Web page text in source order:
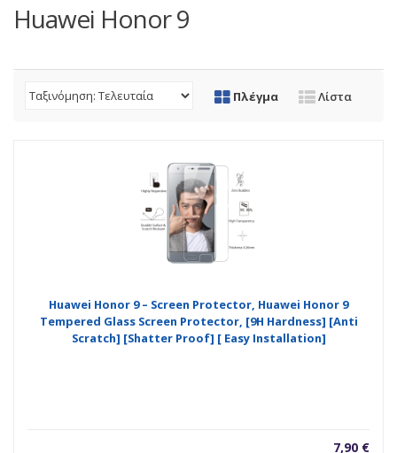
Huawei Honor 9
Πλέγμα Λίστα
Huawei Honor 9 – Screen Protector, Huawei Honor 9
Tempered Glass Screen Protector, [9H Hardness] [Anti
Scratch] [Shatter Proof] [ Easy Installation]
7,90 €